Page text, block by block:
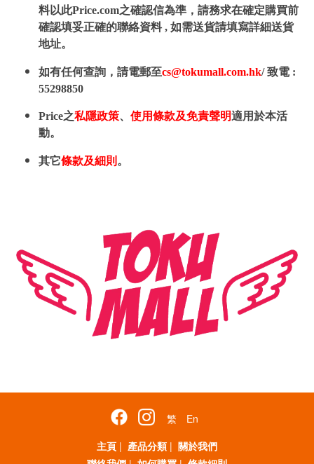
料以此Price.com之確認信為準，請務求在確定購買前
確認填妥正確的聯絡資料 , 如需送貨請填寫詳細送貨
地址。
如有任何查詢，請電郵至cs@tokumall.com.hk/ 致電 :
55298850
Price之私隱政策、 使用條款及免責聲明適用於本活
動。
其它條款及細則 。
繁
En
主頁 | 產品分類 | 關於我們